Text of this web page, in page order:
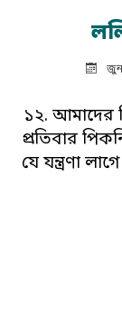
১২. আমাদের
প্রতিবার
যে যন্ত্রণা